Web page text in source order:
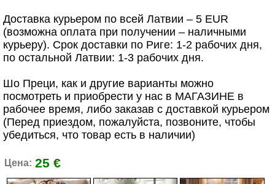
Доставка курьером по всей Латвии – 5 EUR
(возможна оплата при получении – наличными
курьеру). Срок доставки по Риге: 1-2 рабочих дня,
по остальной Латвии: 1-3 рабочих дня.
Шо Преци, как и другие варианты можно
посмотреть и приобрести у нас в МАГАЗИНЕ в
рабочее время, либо заказав с доставкой курьером
(Перед приездом, пожалуйста, позвоните, чтобы
убедиться, что товар есть в наличии)
Цена: 25 €